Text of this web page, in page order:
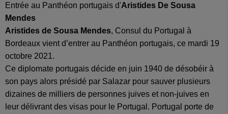
Entrée au Panthéon portugais d'Aristides De Sousa
Mendes
Aristides de Sousa Mendes, Consul du Portugal à
Bordeaux vient d’entrer au Panthéon portugais, ce mardi 19
octobre 2021.
Ce diplomate portugais décide en juin 1940 de désobéir à
son pays alors présidé par Salazar pour sauver plusieurs
dizaines de milliers de personnes juives et non-juives en
leur délivrant des visas pour le Portugal. Portugal porte de